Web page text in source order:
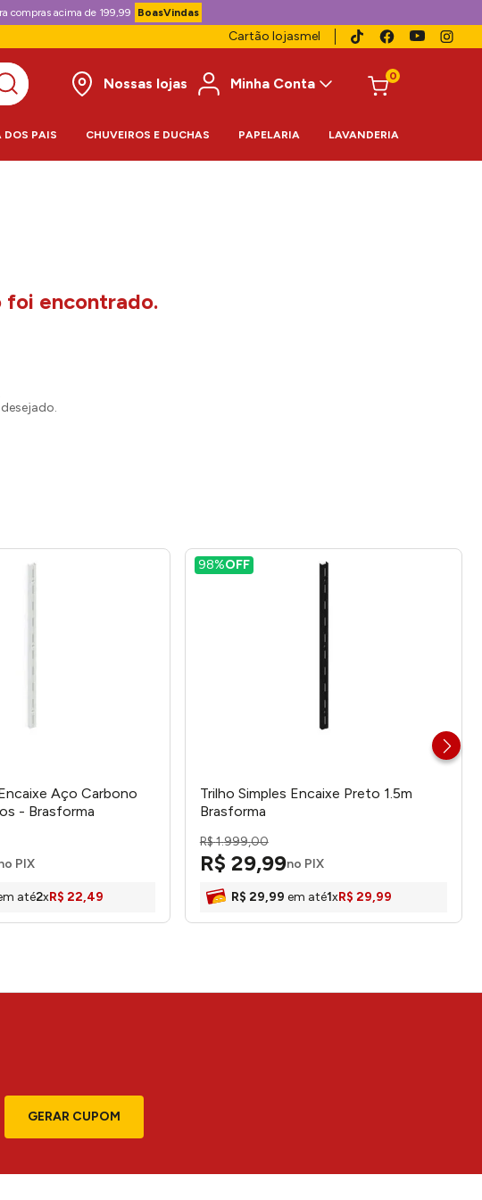
compras acima de 199,99 BoasVindas
Cartão lojasmel
Nossas lojas
Minha Conta 0
DOS PAIS CHUVEIROS E DUCHAS PAPELARIA LAVANDERIA
Aço Carbono
- Brasforma
PIX
até2xR$ 22,49
98%OFF
Trilho Simples Encaixe Preto 1.5m
Brasforma
R$1.999,00
R$ 29,99no PIX
R$ 29,99 em até1xR$ 29,99
GERAR CUPOM